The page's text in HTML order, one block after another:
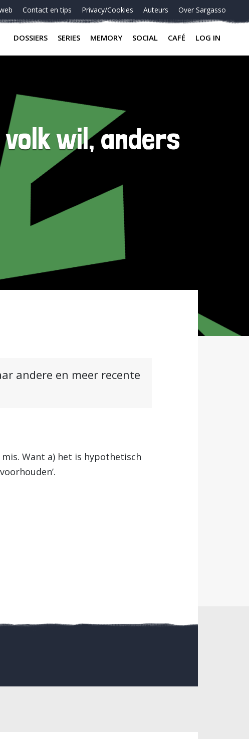
Contact en tips Privacy/Cookies Auteurs Over Sargasso
DOSSIERS SERIES MEMORY SOCIAL CAFÉ LOG IN
wil, anders
andere en meer recente
Want a) het is hypothetisch